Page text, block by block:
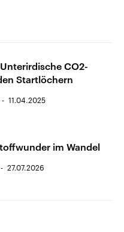
Unterirdische CO2-
Startlöchern
11.04.2025
im Wandel
27.07.2026